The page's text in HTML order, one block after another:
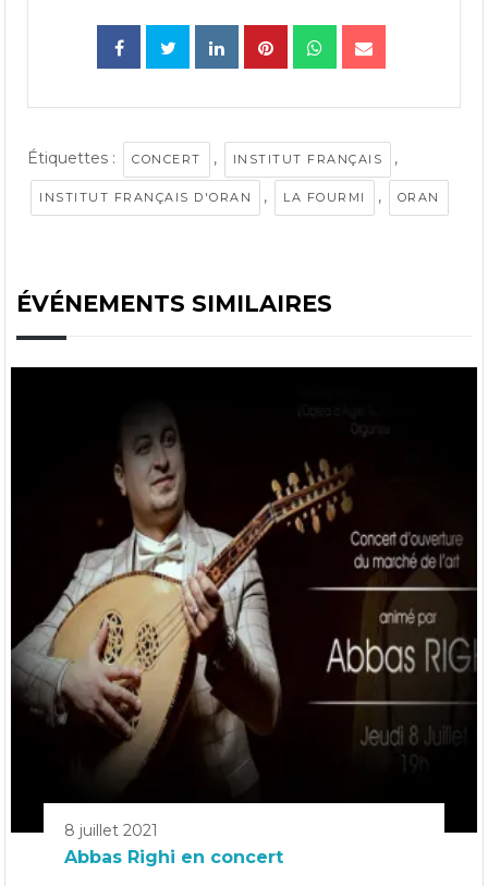
Étiquettes : CONCERT , INSTITUT FRANÇAIS ,
INSTITUT FRANÇAIS D'ORAN , LA FOURMI , ORAN
ÉVÉNEMENTS SIMILAIRES
8 juillet 2021
Abbas Righi en concert